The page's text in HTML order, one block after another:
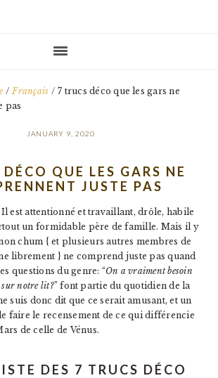
/ Français / 7 trucs déco que les gars ne
pas
JANUARY 9, 2020
QUE LES GARS NE
JUSTE PAS
Il est attentionné et travaillant, drôle, habile
un formidable père de famille. Mais il y
chum { et plusieurs autres membres de
librement } ne comprend juste pas quand
questions du genre: “On a vraiment besoin
sur notre lit?” font partie du quotidien de la
suis donc dit que ce serait amusant, et un
faire le recensement de ce qui différencie
de celle de Vénus.
DES 7 TRUCS DÉCO